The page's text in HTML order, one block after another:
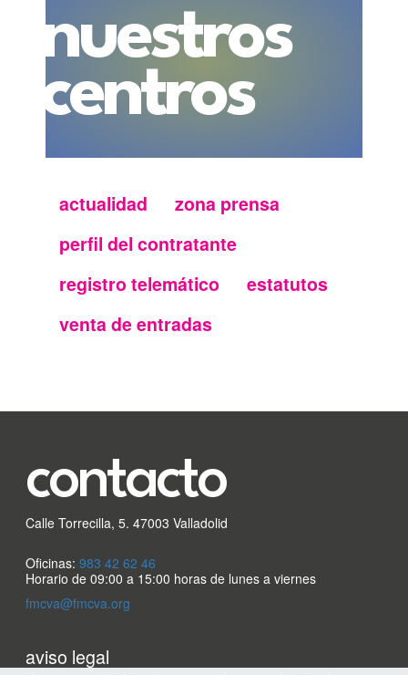
nuestros
centros
secundario
FMC
actualidad
zona prensa
perfil del contratante
registro telemático
estatutos
venta de entradas
contacto
Calle Torrecilla, 5. 47003 Valladolid
Oficinas: 983 42 62 46
Horario de 09:00 a 15:00 horas de lunes a viernes
fmcva@fmcva.org
Menu
aviso legal